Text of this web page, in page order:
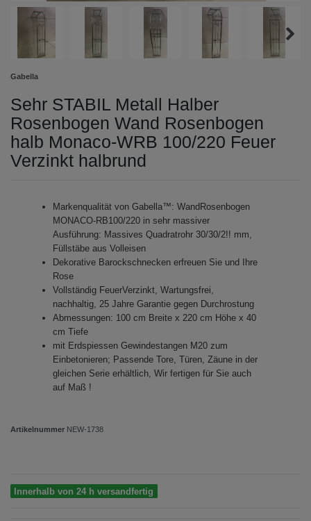
Gabella
Sehr STABIL Metall Halber
Rosenbogen Wand Rosenbogen
halb Monaco-WRB 100/220 Feuer
Verzinkt halbrund
Markenqualität von Gabella™: WandRosenbogen
MONACO-RB100/220 in sehr massiver
Ausführung: Massives Quadratrohr 30/30/2!! mm,
Füllstäbe aus Volleisen
Dekorative Barockschnecken erfreuen Sie und Ihre
Rose
Vollständig FeuerVerzinkt, Wartungsfrei,
nachhaltig, 25 Jahre Garantie gegen Durchrostung
Abmessungen: 100 cm Breite x 220 cm Höhe x 40
cm Tiefe
mit Erdspiessen Gewindestangen M20 zum
Einbetonieren; Passende Tore, Türen, Zäune in der
gleichen Serie erhältlich, Wir fertigen für Sie auch
auf Maß !
Artikelnummer NEW-1738
Innerhalb von 24 h versandfertig